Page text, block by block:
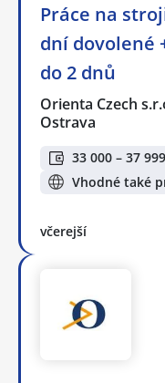
Práce na
dní dovolené
do 2 dnů
Orienta Czech
Ostrava
33 000 – 37
Vhodné také
včerejší